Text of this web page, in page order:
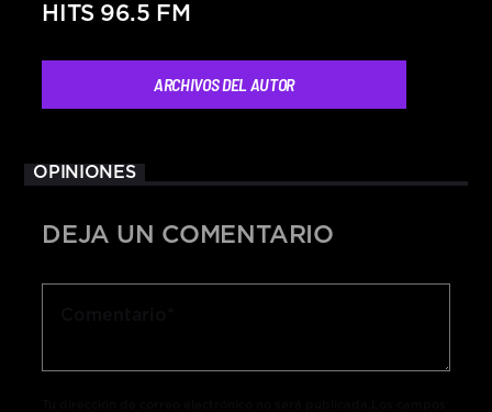
HITS 96.5 FM
ARCHIVOS DEL AUTOR
OPINIONES
DEJA UN COMENTARIO